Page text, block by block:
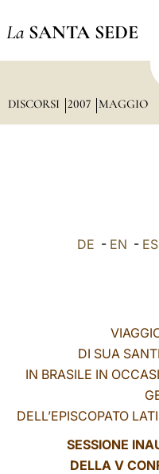
La SANTA SEDE
DISCORSI 2007 MAGGIO
DE - EN - ES
DI SUA
IN BRASILE IN
DELL’EPISCOPATO
SESSIONE
DELLA V